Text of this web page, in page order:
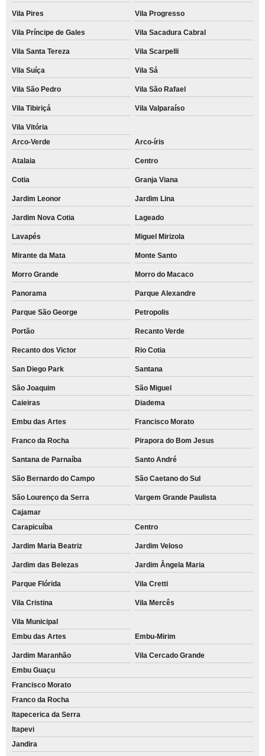
Vila Pires Vila Progresso
Vila Príncipe de Gales Vila Sacadura Cabral
Vila Santa Tereza Vila Scarpelli
Vila Suíça Vila Sá
Vila São Pedro Vila São Rafael
Vila Tibiriçá Vila Valparaíso
Vila Vitória
Arco-Verde
Arco-íris
Atalaia Centro
Cotia Granja Viana
Jardim Leonor Jardim Lina
Jardim Nova Cotia Lageado
Lavapés Miguel Mirizola
Mirante da Mata Monte Santo
Morro Grande Morro do Macaco
Panorama Parque Alexandre
Parque São George Petropolis
Portão Recanto Verde
Recanto dos Victor Rio Cotia
San Diego Park Santana
São Joaquim
São Miguel
Caieiras
Diadema
Embu das Artes Francisco Morato
Franco da Rocha Pirapora do Bom Jesus
Santana de Parnaíba Santo André
São Bernardo do Campo São Caetano do Sul
São Lourenço da Serra
Vargem Grande Paulista
Cajamar
Carapicuíba
Centro
Jardim Maria Beatriz Jardim Veloso
Jardim das Belezas Jardim Ângela Maria
Parque Flórida Vila Cretti
Vila Cristina Vila Mercês
Vila Municipal
Embu das Artes
Embu-Mirim
Jardim Maranhão
Vila Cercado Grande
Embu Guaçu
Francisco Morato
Franco da Rocha
Itapecerica da Serra
Itapevi
Jandira